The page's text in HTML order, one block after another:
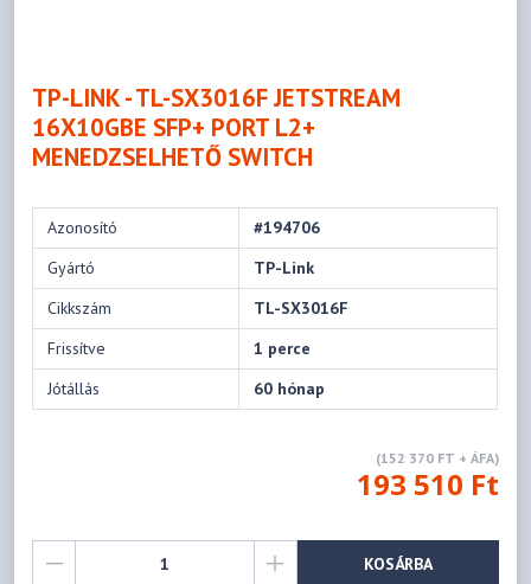
TP-LINK - TL-SX3016F JETSTREAM
16X10GBE SFP+ PORT L2+
MENEDZSELHETŐ SWITCH
Azonosító
#194706
Gyártó
TP-Link
Cikkszám
TL-SX3016F
Frissítve
1 perce
Jótállás
60 hónap
(152 370 FT + ÁFA)
193 510 Ft
KOSÁRBA